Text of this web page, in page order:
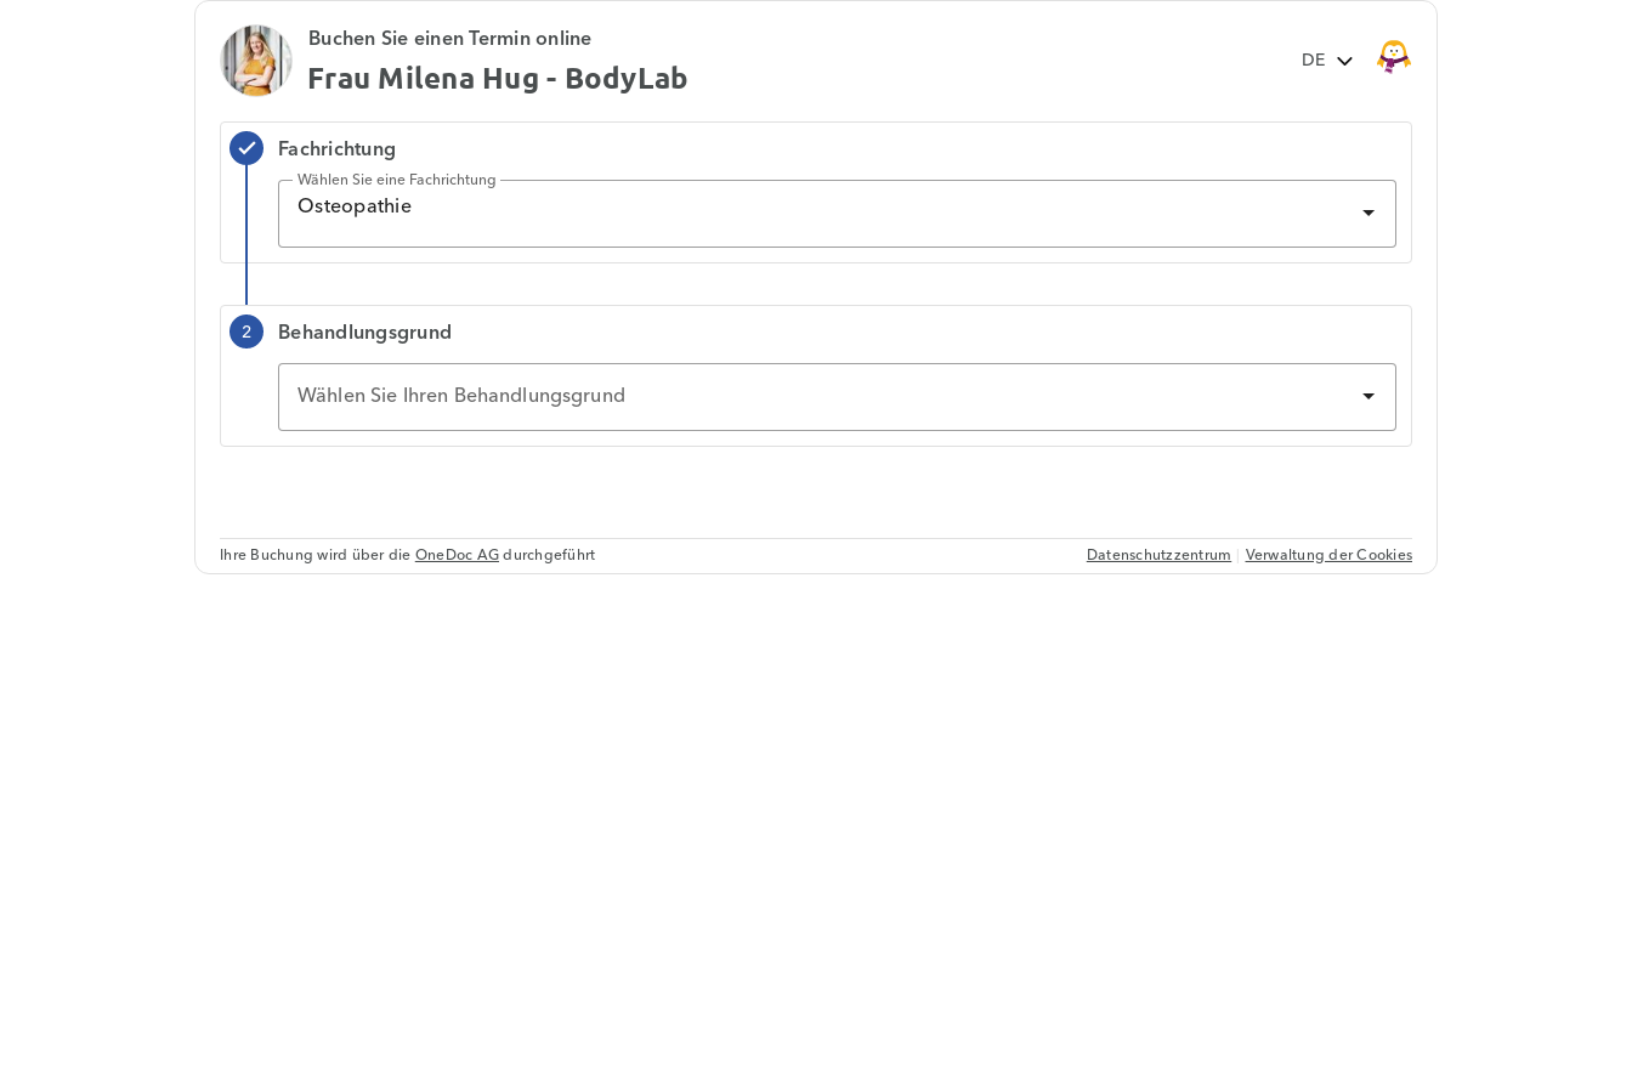
Buchen Sie einen Termin online
Frau Milena Hug - BodyLab
check
Fachrichtung
Osteopathie
Wählen Sie eine Fachrichtung
2
Behandlungsgrund
Wählen Sie Ihren Behandlungsgrund
Ihre Buchung wird über dieOneDoc AGdurchgeführt Datenschutzzentrum Verwaltung der Cookies